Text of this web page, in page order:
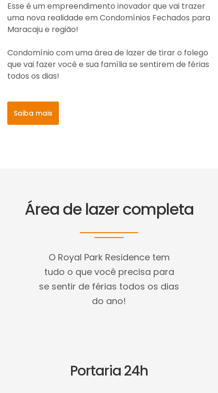
Esse é um empreendimento inovador que vai trazer
uma nova realidade em Condomínios Fechados para
Maracaju e região!
Condomínio com uma área de lazer de tirar o folego
que vai fazer você e sua família se sentirem de férias
todos os dias!
Saiba mais
Área de lazer completa
O Royal Park Residence tem
tudo o que você precisa para
se sentir de férias todos os dias
do ano!
Portaria 24h